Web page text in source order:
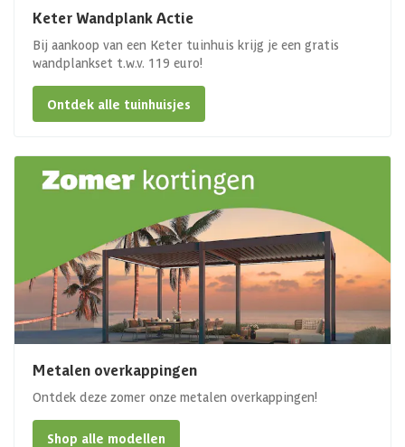
Keter Wandplank Actie
Bij aankoop van een Keter tuinhuis krijg je een gratis
wandplankset t.w.v. 119 euro!
Ontdek alle tuinhuisjes
Metalen overkappingen
Ontdek deze zomer onze metalen overkappingen!
Shop alle modellen